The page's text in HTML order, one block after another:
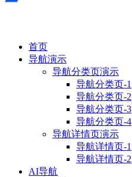
首页
导航演示
导航分类页演示
导航分类页-1
导航分类页-2
导航分类页-3
导航分类页-4
导航详情页演示
导航详情页-1
导航详情页-2
AI导航